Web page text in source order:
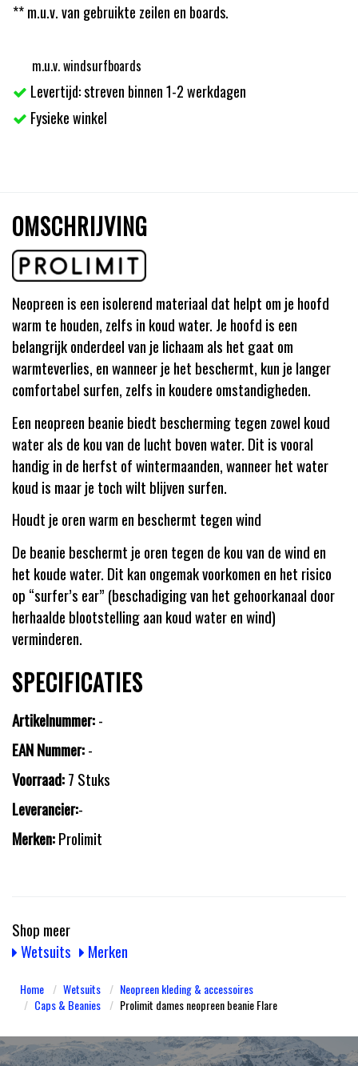
** m.u.v. van gebruikte zeilen en boards.
m.u.v. windsurfboards
Levertijd: streven binnen 1-2 werkdagen
Fysieke winkel
OMSCHRIJVING
Neopreen is een isolerend materiaal dat helpt om je hoofd
warm te houden, zelfs in koud water. Je hoofd is een
belangrijk onderdeel van je lichaam als het gaat om
warmteverlies, en wanneer je het beschermt, kun je langer
comfortabel surfen, zelfs in koudere omstandigheden.
Een neopreen beanie biedt bescherming tegen zowel koud
water als de kou van de lucht boven water. Dit is vooral
handig in de herfst of wintermaanden, wanneer het water
koud is maar je toch wilt blijven surfen.
Houdt je oren warm en beschermt tegen wind
De beanie beschermt je oren tegen de kou van de wind en
het koude water. Dit kan ongemak voorkomen en het risico
op “surfer’s ear” (beschadiging van het gehoorkanaal door
herhaalde blootstelling aan koud water en wind)
verminderen.
SPECIFICATIES
Artikelnummer:-
EAN Nummer:-
Voorraad:7 Stuks
Leverancier:-
Merken:Prolimit
Shop meer
Wetsuits
Merken
Home Wetsuits
Neopreen kleding & accessoires
Caps & Beanies
Prolimit dames neopreen beanie Flare